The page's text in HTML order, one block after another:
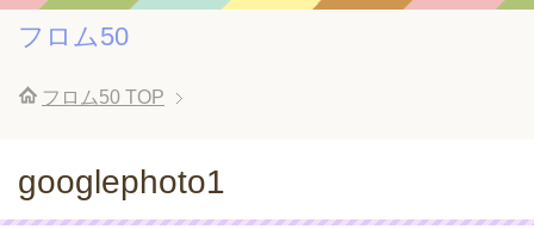
フロム50
フロム50 TOP
googlephoto1